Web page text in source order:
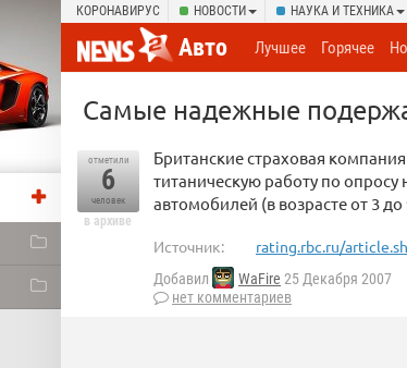
КОРОНАВИРУС НОВОСТИ НАУКА И ТЕХНИКА
Авто Лучшее Горячее
Самые надежные
отметили
6
человек
в архиве
Британские страховая
титаническую работу по
автомобилей (в возрасте от 3 до
Источник: rating.rbc.ru/
Добавил WaFire 25 Декабря 2007
нет комментариев